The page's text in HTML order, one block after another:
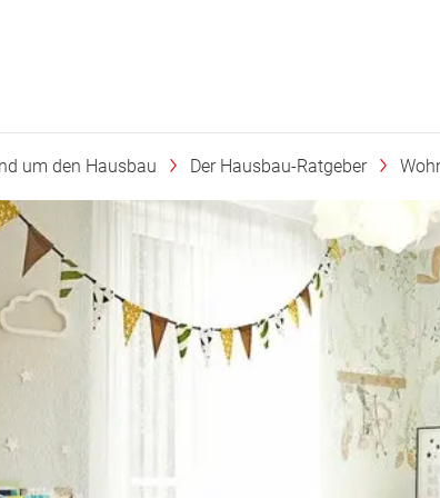
um den Hausbau Der Hausbau-Ratgeber